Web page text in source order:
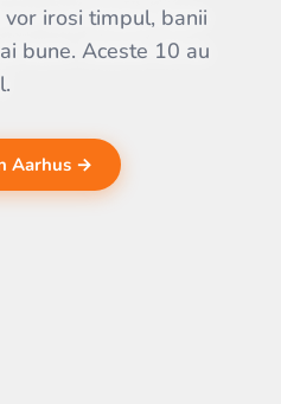
irosi timpul, banii
bune. Aceste 10 au
Aarhus →